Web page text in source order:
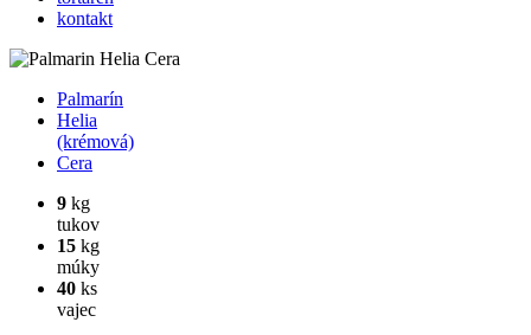
kontakt
Palmarín
Helia
(krémová)
Cera
9 kg
tukov
15 kg
múky
40 ks
vajec